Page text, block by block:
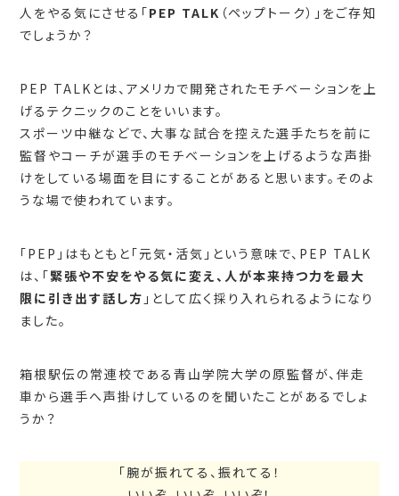
人をやる気にさせる「PEP TALK （ペップトーク）」をご存知
でしょうか？
PEP TALKとは、アメリカで開発されたモチベーションを上
げるテクニックのことをいいます。
スポーツ中継などで、大事な試合を控えた選手たちを前に
監督やコーチが選手のモチベーションを上げるような声掛
けをしている場面を目にすることがあると思います。そのよ
うな場で使われています。
「PEP」はもともと「元気・活気」という意味で、PEP TALK
は、「緊張や不安をやる気に変え、人が本来持つ力を最大
限に引き出す話し方 」として広く採り入れられるようになり
ました。
箱根駅伝の常連校である青山学院大学の原監督が、伴走
車から選手へ声掛けしているのを聞いたことがあるでしょ
うか？
「腕が振れてる、振れてる！